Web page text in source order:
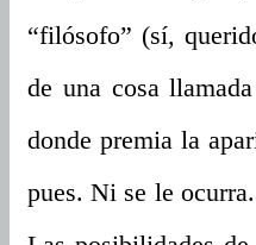
“filósofo” (sí,
de una cosa
donde premia la
pues. Ni se le